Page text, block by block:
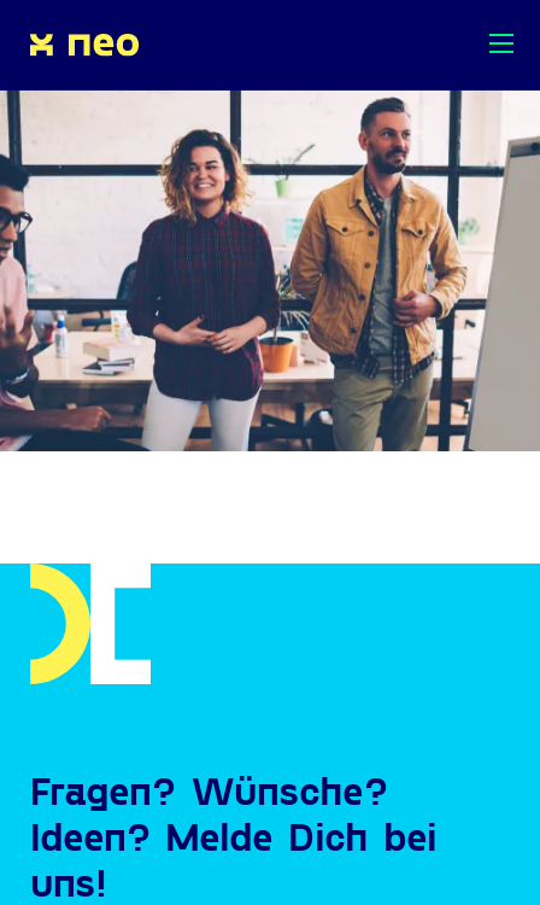
Fragen? Wünsche?
Ideen? Melde Dich bei
uns!